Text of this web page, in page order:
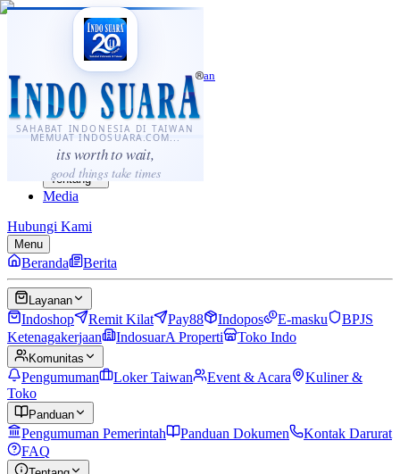
SAHABAT INDONESIA DI TAIWAN
MEMUAT INDOSUARA.COM...
its worth to wait,
good things take times
·...
⌘K
Sahabat Indonesia di Taiwan
Berita
Layanan
Komunitas
Panduan
Tentang
Media
Hubungi Kami
Menu
Beranda Berita
Layanan
Indoshop Remit Kilat Pay88 Indopos E-masku
BPJS
Ketenagakerjaan
IndosuarA Properti Toko Indo
Komunitas
Pengumuman Loker Taiwan Event & Acara
Kuliner &
Toko
Panduan
Pengumuman Pemerintah Panduan Dokumen
Kontak Darurat
FAQ